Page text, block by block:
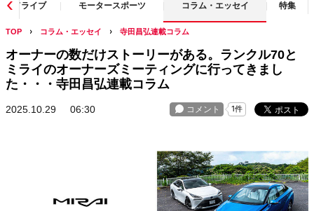
ドライブ モータースポーツ コラム・エッセイ 特集
TOP コラム・エッセイ 寺田昌弘連載コラム
オーナーの数だけストーリーがある。ランクル70と
ミライのオーナーズミーティングに行ってきまし
た・・・寺田昌弘連載コラム
2025.10.29 06:30